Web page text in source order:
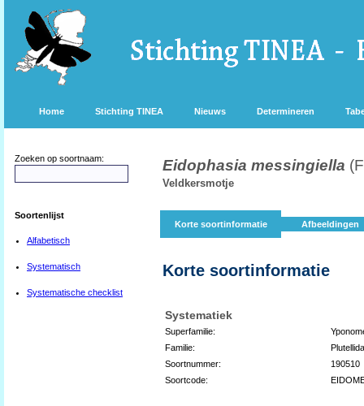
Home Stichting TINEA Nieuws Determineren
Zoeken op soortnaam:
Soortenlijst
Alfabetisch
Systematisch
Systematische checklist
Eidophasia messingiella
Veldkersmotje
Korte soortinformatie Afbeeldingen
Korte soortinformatie
Systematiek
Superfamilie:
Familie:
Soortnummer:
190510
Soortcode: